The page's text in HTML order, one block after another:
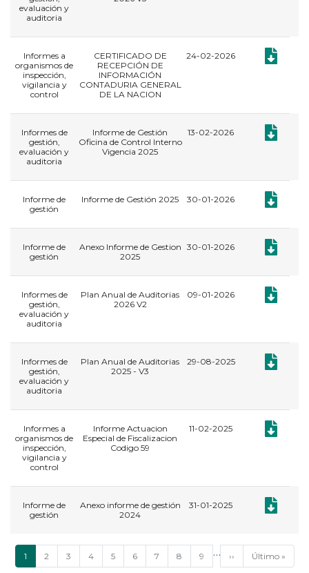
evaluación y
auditoria
Informes a
organismos de
inspección,
vigilancia y
control
CERTIFICADO DE
RECEPCIÓN DE
INFORMACIÓN
CONTADURIA GENERAL
DE LA NACION
24-02-2026
Informes de
gestión,
evaluación y
auditoria
Informe de Gestión
Oficina de Control Interno
Vigencia 2025
13-02-2026
​Informe de
gestión
Informe de Gestión 2025 30-01-2026
​Informe de
gestión
Anexo Informe de Gestion
2025
30-01-2026
Informes de
gestión,
evaluación y
auditoria
Plan Anual de Auditorias
2026 V2
09-01-2026
Informes de
gestión,
evaluación y
auditoria
Plan Anual de Auditorias
2025 - V3
29-08-2025
Informes a
organismos de
inspección,
vigilancia y
control
Informe Actuacion
Especial de Fiscalizacion
Codigo 59
11-02-2025
​Informe de
gestión
Anexo informe de gestión
2024
31-01-2025
Paginación
Página
actual
1 Página
2 Página
3 Página
4 Página
5 Página
6 Página
7 Página
8 Página
9 …
Siguiente
página
››
Última
página
Último »